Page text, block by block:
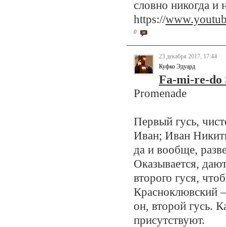
словно никогда и
https://
0
23 декабря 2017, 17:44
Куфко Эдуард
Fa-mi-re-do
Promenade
Первый гусь,
Иван; Иван
да и вообще,
Оказывается,
второго гуся,
Красноклювский
он, второй гусь.
присутствуют.